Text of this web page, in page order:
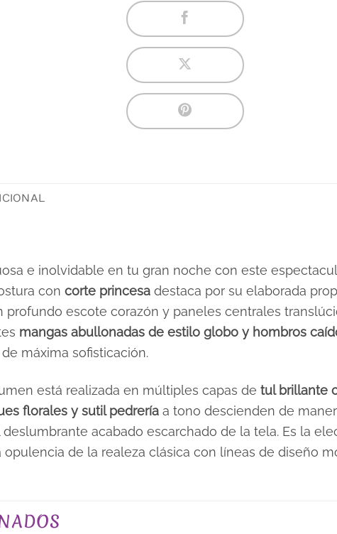
e inolvidable en tu gran noche con este
con corte princesa destaca por su elaborada
profundo escote corazón y paneles centrales
mangas abullonadas de estilo globo y hombros
máxima sofisticación.
está realizada en múltiples capas de tul brillante
florales y sutil pedrería a tono descienden de
acabado escarchado de la tela. Es la
de la realeza clásica con líneas de diseño